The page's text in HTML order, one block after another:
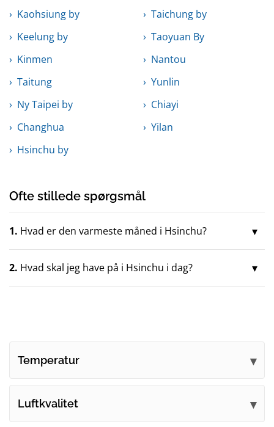
Kaohsiung by
Taichung by
Keelung by
Taoyuan By
Kinmen
Nantou
Taitung
Yunlin
Ny Taipei by
Chiayi
Changhua
Yilan
Hsinchu by
Ofte stillede spørgsmål
1. Hvad er den varmeste måned i Hsinchu?
2. Hvad skal jeg have på i Hsinchu i dag?
Temperatur
Luftkvalitet